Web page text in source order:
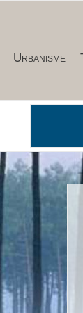
Urbanisme